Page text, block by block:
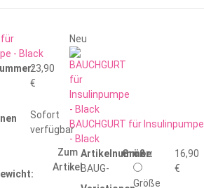
- Black
23,90
€
Sofort
verfügbar
Zum
Artikel
Neu
BAUCHGURT für Insulinpumpe
- Black
Artikelnummer:
BAUG-
Größe
Größe
16,90
€